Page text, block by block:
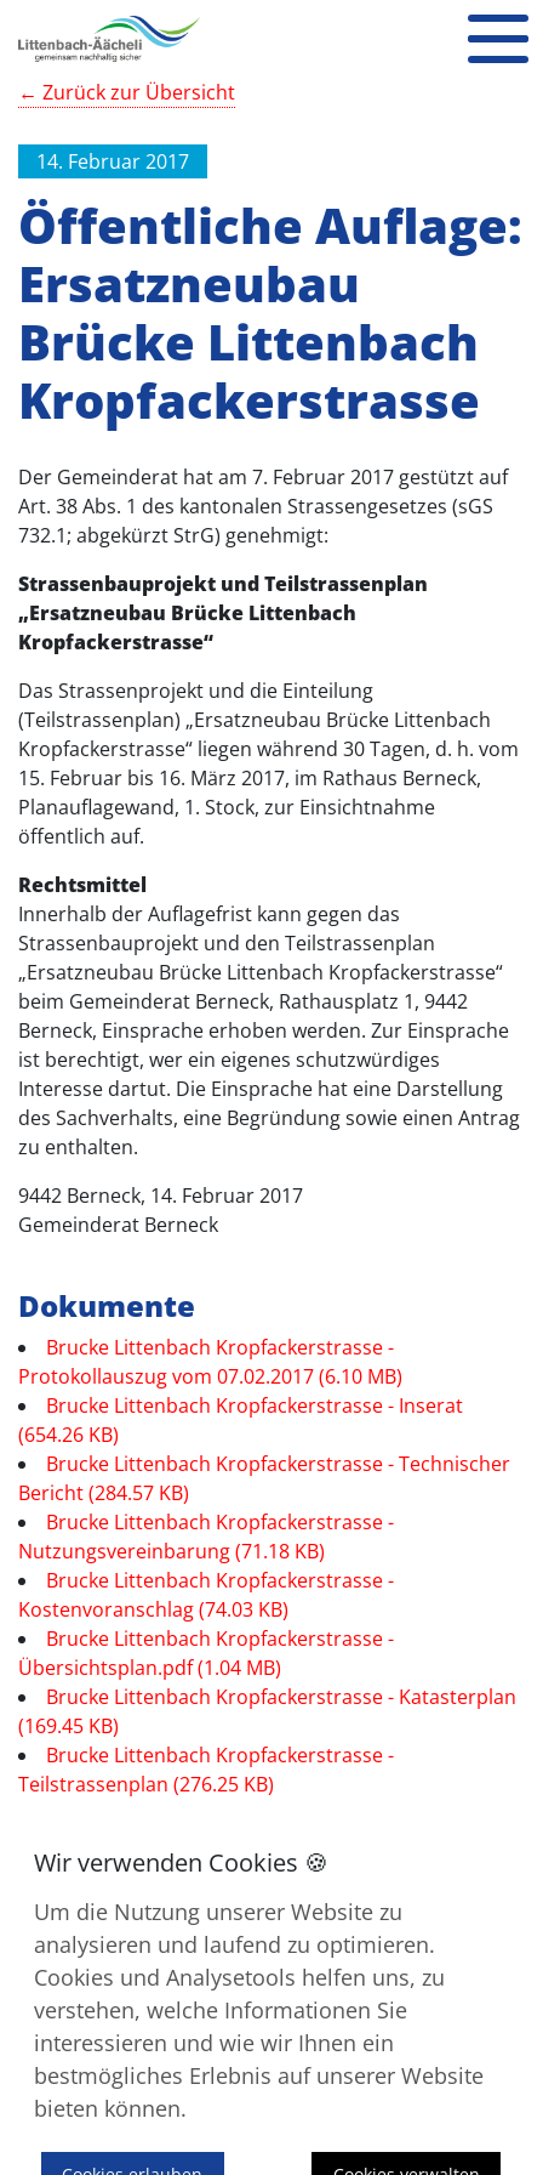
← Zurück zur Übersicht
14. Februar 2017
Öffentliche Auflage:
Ersatzneubau
Brücke Littenbach
Kropfackerstrasse
Der Gemeinderat hat am 7. Februar 2017 gestützt auf
Art. 38 Abs. 1 des kantonalen Strassengesetzes (sGS
732.1; abgekürzt StrG) genehmigt:
Strassenbauprojekt und Teilstrassenplan
„Ersatzneubau Brücke Littenbach
Kropfackerstrasse“
Das Strassenprojekt und die Einteilung
(Teilstrassenplan) „Ersatzneubau Brücke Littenbach
Kropfackerstrasse“ liegen während 30 Tagen, d. h. vom
15. Februar bis 16. März 2017, im Rathaus Berneck,
Planauflagewand, 1. Stock, zur Einsichtnahme
öffentlich auf.
Rechtsmittel
Innerhalb der Auflagefrist kann gegen das
Strassenbauprojekt und den Teilstrassenplan
„Ersatzneubau Brücke Littenbach Kropfackerstrasse“
beim Gemeinderat Berneck, Rathausplatz 1, 9442
Berneck, Einsprache erhoben werden. Zur Einsprache
ist berechtigt, wer ein eigenes schutzwürdiges
Interesse dartut. Die Einsprache hat eine Darstellung
des Sachverhalts, eine Begründung sowie einen Antrag
zu enthalten.
9442 Berneck, 14. Februar 2017
Gemeinderat Berneck
Dokumente
Brucke Littenbach Kropfackerstrasse -
Protokollauszug vom 07.02.2017 (6.10 MB)
Brucke Littenbach Kropfackerstrasse - Inserat
(654.26 KB)
Brucke Littenbach Kropfackerstrasse - Technischer
Bericht (284.57 KB)
Brucke Littenbach Kropfackerstrasse -
Nutzungsvereinbarung (71.18 KB)
Brucke Littenbach Kropfackerstrasse -
Kostenvoranschlag (74.03 KB)
Brucke Littenbach Kropfackerstrasse -
Übersichtsplan.pdf (1.04 MB)
Brucke Littenbach Kropfackerstrasse - Katasterplan
(169.45 KB)
Brucke Littenbach Kropfackerstrasse -
Teilstrassenplan (276.25 KB)
Kontakt
Impressum
Downloads
Datenschutz
Um die Nutzung unserer Website zu
analysieren und laufend zu optimieren.
Cookies und Analysetools helfen uns, zu
verstehen, welche Informationen Sie
interessieren und wie wir Ihnen ein
bestmögliches Erlebnis auf unserer Website
bieten können.